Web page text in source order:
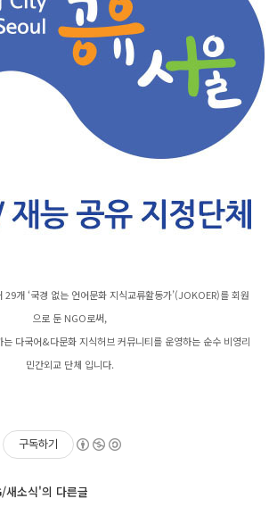
29개 ‘국경 없는 언어문화 지식교류활동가’(JOKOER)를 회원
으로 둔 NGO로써,
다국어&다문화 지식허브 커뮤니티를 운영하는 순수 비영리
민간외교 단체 입니다.
구독하기
소식'의 다른글